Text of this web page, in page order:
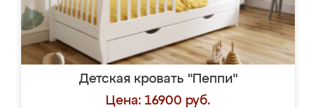
Детская кровать "Пеппи"
Цена: 16900 руб.